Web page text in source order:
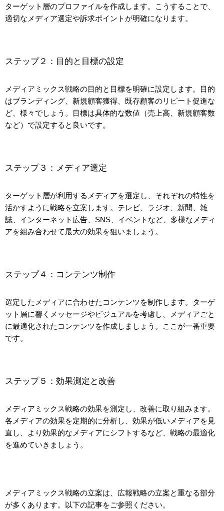
ターゲット層のプロファイルを作成します。こうすることで、
適切なメディア選定や訴求ポイントが明確になります。
ステップ２：目的と目標の設定
メディアミックス戦略の目的と目標を明確に設定します。目的
はブランディング、新規顧客獲得、既存顧客のリピート促進な
ど、様々でしょう。目標は具体的な数値（売上高、新規顧客数
など）で設定すると良いです。
ステップ３：メディア選定
ターゲット層が利用するメディアを選定し、それぞれの特性を
活かすように戦略を立案します。テレビ、ラジオ、新聞、雑
誌、インターネット広告、SNS、イベントなど、多様なメディ
アを組み合わせて最大の効果を狙いましょう。
ステップ４：コンテンツ制作
選定したメディアに合わせたコンテンツを制作します。ターゲ
ット層に響くメッセージやビジュアルを考慮し、メディアごと
に最適化されたコンテンツを作成しましょう。ここが一番重要
です。
ステップ５：効果測定と改善
メディアミックス戦略の効果を測定し、改善に取り組みます。
各メディアの効果を定期的に分析し、効果が低いメディアを見
直し、より効果的なメディアにシフトするなど、戦略の最適化
を進めていきましょう。
メディアミックス戦略の立案は、広報戦略の立案と重なる部分
が多くあります。以下の記事をご参照ください。